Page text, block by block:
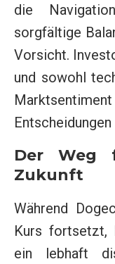
die
sorgfältige
Vorsicht.
und sowohl
Der Weg
Zukunft
Während
Kurs fortsetzt,
ein lebhaft